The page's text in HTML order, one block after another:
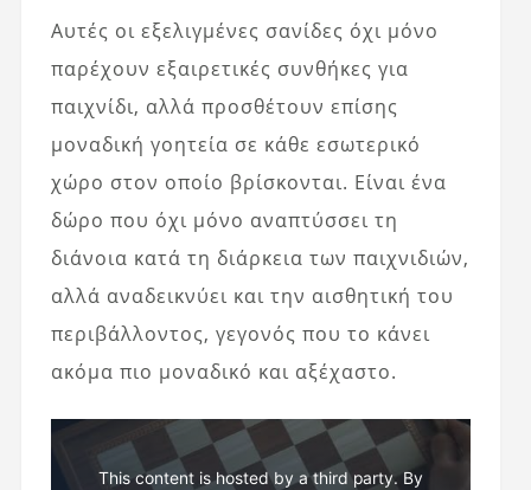
Αυτές οι εξελιγμένες σανίδες όχι μόνο
παρέχουν εξαιρετικές συνθήκες για
παιχνίδι, αλλά προσθέτουν επίσης
μοναδική γοητεία σε κάθε εσωτερικό
χώρο στον οποίο βρίσκονται. Είναι ένα
δώρο που όχι μόνο αναπτύσσει τη
διάνοια κατά τη διάρκεια των παιχνιδιών,
αλλά αναδεικνύει και την αισθητική του
περιβάλλοντος, γεγονός που το κάνει
ακόμα πιο μοναδικό και αξέχαστο.
This content is hosted by a third party. By